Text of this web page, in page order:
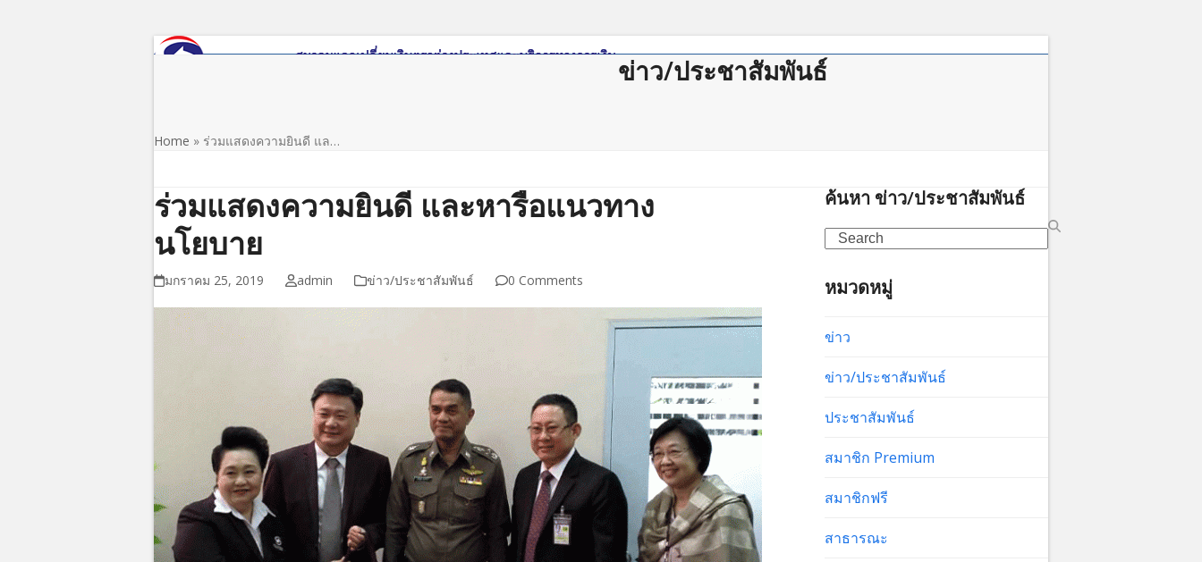
ข่าว/ประชาสัมพันธ์
Home » ร่วมแสดงความยินดี แล…
ร่วมแสดงความยินดี และหารือแนวทาง
นโยบาย
มกราคม 25, 2019 admin ข่าว/ประชาสัมพันธ์ 0 Comments
ค้นหา ข่าว/ประชาสัมพันธ์
Search
หมวดหมู่
ข่าว
ข่าว/ประชาสัมพันธ์
ประชาสัมพันธ์
สมาชิก Premium
สมาชิกฟรี
สาธารณะ